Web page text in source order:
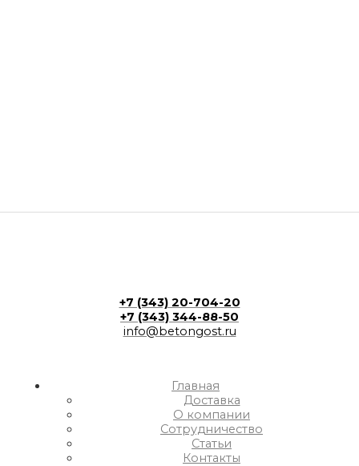
+7 (343) 20-704-20
+7 (343) 344-88-50
info@betongost.ru
Главная
Доставка
О компании
Сотрудничество
Статьи
Контакты